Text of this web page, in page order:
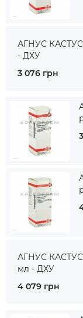
АГНУС КАСТУС
- ДХУ
3 076 грн
АГНУС КАСТУС
мл - ДХУ
4 079 грн